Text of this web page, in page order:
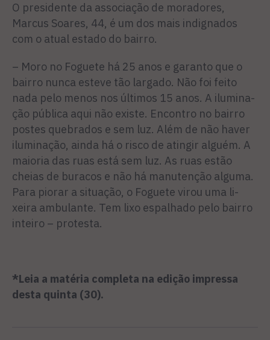
O presidente da associação de moradores,
Marcus Soares, 44, é um dos mais indigna­dos
com o atual estado do bairro.
– Moro no Foguete há 25 anos e garanto que o
bairro nunca esteve tão largado. Não foi feito
nada pelo me­nos nos últimos 15 anos. A ilumina­
ção pública aqui não existe. Encon­tro no bairro
postes quebrados e sem luz. Além de não haver
iluminação, ainda há o risco de atingir alguém. A
maioria das ruas está sem luz. As ruas estão
cheias de buracos e não há manutenção alguma.
Para piorar a situação, o Foguete virou uma li­
xeira ambulante. Tem lixo espalhado pelo bairro
inteiro – protesta.
*Leia a matéria completa na edição impressa
desta quinta (30).